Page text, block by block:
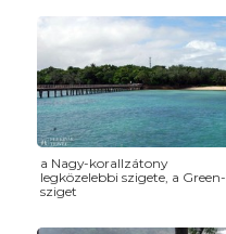
a Nagy-korallzátony
legközelebbi szigete, a Green-
sziget